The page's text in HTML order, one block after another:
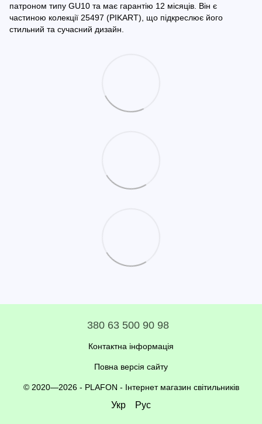
патроном типу GU10 та має гарантію 12 місяців. Він є
частиною колекції 25497 (PIKART), що підкреслює його
стильний та сучасний дизайн.
380 63 500 90 98
Контактна інформація
Повна версія сайту
© 2020—2026 - PLAFON - Інтернет магазин світильників
Укр Рус